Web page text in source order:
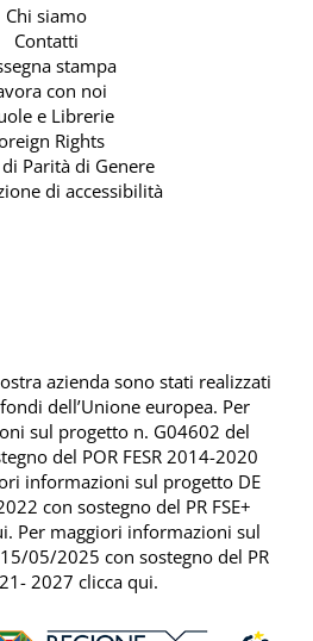
Chi siamo
Contatti
stampa
con noi
e Librerie
Rights
Parità di Genere
di accessibilità
azienda sono stati realizzati
dell’Unione europea. Per
sul progetto n. G04602 del
del POR FESR 2014-2020
informazioni sul progetto DE
con sostegno del PR FSE+
. Per maggiori informazioni sul
05/2025 con sostegno del PR
2027 clicca qui.